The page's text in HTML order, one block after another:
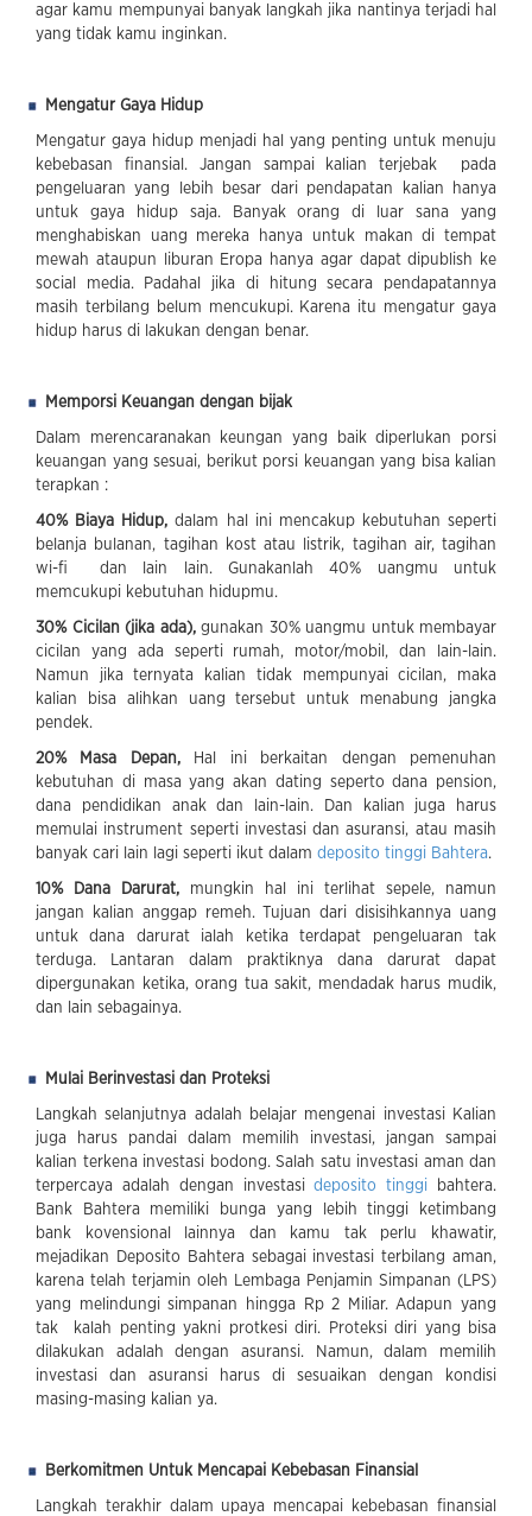
agar kamu mempunyai banyak langkah jika nantinya terjadi hal
yang tidak kamu inginkan.
Mengatur Gaya Hidup
Mengatur gaya hidup menjadi hal yang penting untuk menuju
kebebasan finansial. Jangan sampai kalian terjebak pada
pengeluaran yang lebih besar dari pendapatan kalian hanya
untuk gaya hidup saja. Banyak orang di luar sana yang
menghabiskan uang mereka hanya untuk makan di tempat
mewah ataupun liburan Eropa hanya agar dapat dipublish ke
social media. Padahal jika di hitung secara pendapatannya
masih terbilang belum mencukupi. Karena itu mengatur gaya
hidup harus di lakukan dengan benar.
Memporsi Keuangan dengan bijak
Dalam merencaranakan keungan yang baik diperlukan porsi
keuangan yang sesuai, berikut porsi keuangan yang bisa kalian
terapkan :
40% Biaya Hidup,dalam hal ini mencakup kebutuhan seperti
belanja bulanan, tagihan kost atau listrik, tagihan air, tagihan
wi-fi dan lain lain. Gunakanlah 40% uangmu untuk
memcukupi kebutuhan hidupmu.
30% Cicilan (jika ada), gunakan 30% uangmu untuk membayar
cicilan yang ada seperti rumah, motor/mobil, dan lain-lain.
Namun jika ternyata kalian tidak mempunyai cicilan, maka
kalian bisa alihkan uang tersebut untuk menabung jangka
pendek.
20% Masa Depan,
Hal ini berkaitan dengan pemenuhan
kebutuhan di masa yang akan dating seperto dana pension,
dana pendidikan anak dan lain-lain. Dan kalian juga harus
memulai instrument seperti investasi dan asuransi, atau masih
banyak cari lain lagi seperti ikut dalam deposito tinggi Bahtera.
10% Dana Darurat, mungkin hal ini terlihat sepele, namun
jangan kalian anggap remeh. Tujuan dari disisihkannya uang
untuk dana darurat ialah ketika terdapat pengeluaran tak
terduga. Lantaran dalam praktiknya dana darurat dapat
dipergunakan ketika, orang tua sakit, mendadak harus mudik,
dan lain sebagainya.
Mulai Berinvestasi dan Proteksi
Langkah selanjutnya adalah belajar mengenai investasi Kalian
juga harus pandai dalam memilih investasi, jangan sampai
kalian terkena investasi bodong. Salah satu investasi aman dan
terpercaya adalah dengan investasideposito tinggi bahtera.
Bank Bahtera memiliki bunga yang lebih tinggi ketimbang
bank kovensional lainnya dan kamu tak perlu khawatir,
mejadikan Deposito Bahtera sebagai investasi terbilang aman,
karena telah terjamin oleh Lembaga Penjamin Simpanan (LPS)
yang melindungi simpanan hingga Rp 2 Miliar. Adapun yang
tak kalah penting yakni protkesi diri. Proteksi diri yang bisa
dilakukan adalah dengan asuransi. Namun, dalam memilih
investasi dan asuransi harus di sesuaikan dengan kondisi
masing-masing kalian ya.
Berkomitmen Untuk Mencapai Kebebasan Finansial
Langkah terakhir dalam upaya mencapai kebebasan finansial